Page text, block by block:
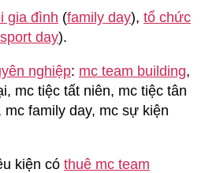
gia đình (family day), tổ chức
sport day).
nghiệp: mc team building,
mc tiệc tất niên, mc tiệc tân
mc family day, mc sự kiện
kiện có thuê mc team